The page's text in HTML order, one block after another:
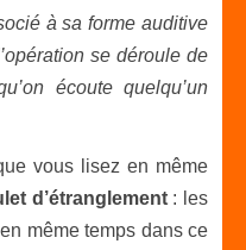
à sa forme auditive
se déroule de
écoute quelqu’un
vous lisez en même
d’étranglement: les
même temps dans ce